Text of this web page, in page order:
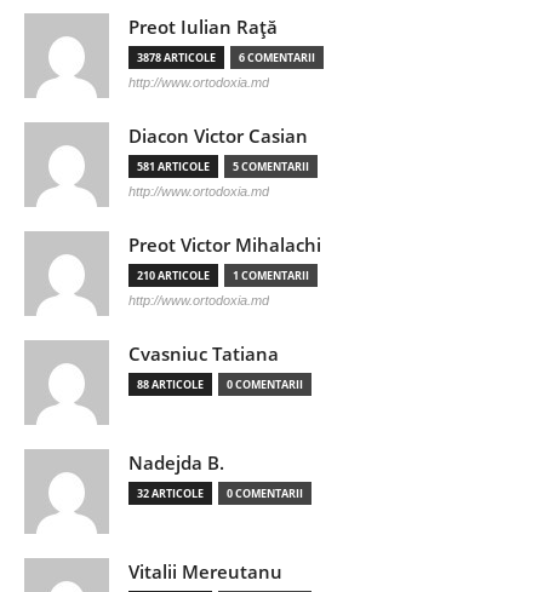
Preot Iulian Raţă
3878 ARTICOLE 6 COMENTARII
http://www.ortodoxia.md
Diacon Victor Casian
581 ARTICOLE 5 COMENTARII
http://www.ortodoxia.md
Preot Victor Mihalachi
210 ARTICOLE 1 COMENTARII
http://www.ortodoxia.md
Cvasniuc Tatiana
88 ARTICOLE 0 COMENTARII
Nadejda B.
32 ARTICOLE 0 COMENTARII
Vitalii Mereutanu